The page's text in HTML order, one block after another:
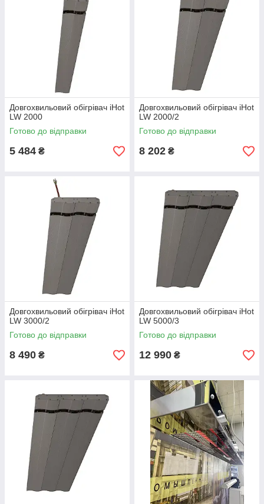
Довгохвильовий обігрівач iHot
LW 2000
Готово до відправки
5 484 ₴
Довгохвильовий обігрівач iHot
LW 2000/2
Готово до відправки
8 202 ₴
Довгохвильовий обігрівач iHot
LW 3000/2
Готово до відправки
8 490 ₴
Довгохвильовий обігрівач iHot
LW 5000/3
Готово до відправки
12 990 ₴